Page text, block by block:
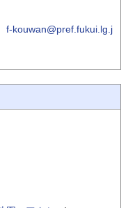
f-kouwan@pref.fukui.lg.j